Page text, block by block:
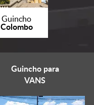
Guincho
Colombo
Guincho para
VANS